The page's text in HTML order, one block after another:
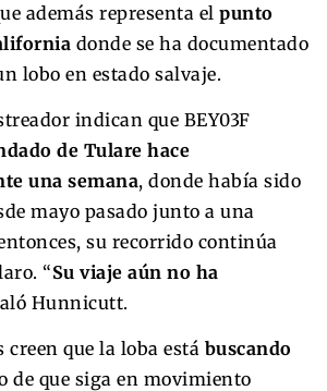
además representa el punto
donde se ha documentado
lobo en estado salvaje.
indican que BEY03F
de Tulare hace
una semana, donde había sido
mayo pasado junto a una
su recorrido continúa
“Su viaje aún no ha
Hunnicutt.
creen que la loba está buscando
de que siga en movimiento